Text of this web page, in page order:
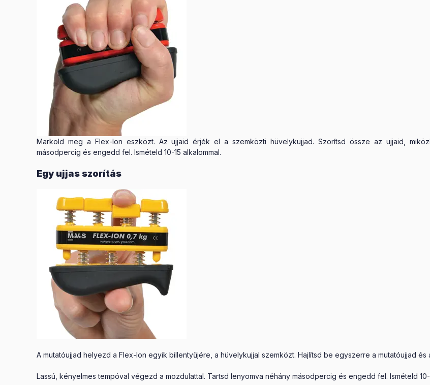
Markold meg a Flex-Ion eszközt. Az ujjaid érjék el a szemközti hüvelykujjad. Szorítsd össze az ujjaid,
másodpercig és engedd fel. Ismételd 10-15 alkalommal.
Egy ujjas szorítás
A mutatóujjad helyezd a Flex-Ion egyik billentyűjére, a hüvelykujjal szemközt. Hajlítsd be egyszerre a mutatóujjad
Lassú, kényelmes tempóval végezd a mozdulattal. Tartsd lenyomva néhány másodpercig és engedd fel. Ismételd 10-